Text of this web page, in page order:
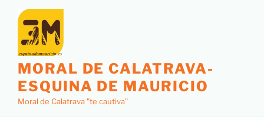
contenido
MORAL DE CALATRAVA-
ESQUINA DE MAURICIO
Moral de Calatrava "te cautiva"